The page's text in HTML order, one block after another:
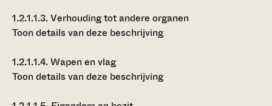
1.2.1.1.3.Verhouding tot andere organen
Toon details van deze beschrijving
1.2.1.1.4.Wapen en vlag
Toon details van deze beschrijving